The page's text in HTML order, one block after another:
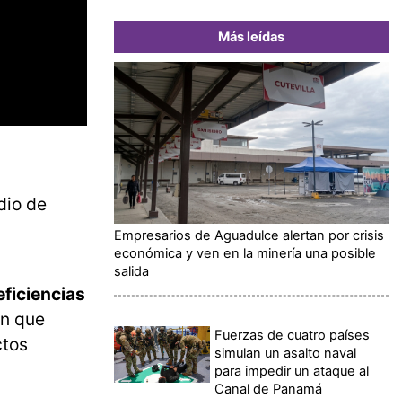
de
que
Más leídas
Empresarios de Aguadulce alertan por crisis
económica y ven en la minería una posible
salida
Fuerzas de cuatro países
simulan un asalto naval
para impedir un ataque al
Canal de Panamá